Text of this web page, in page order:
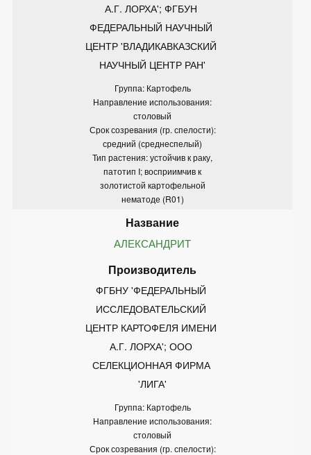
А.Г. ЛОРХА'; ФГБУН
ФЕДЕРАЛЬНЫЙ НАУЧНЫЙ
ЦЕНТР 'ВЛАДИКАВКАЗСКИЙ
НАУЧНЫЙ ЦЕНТР РАН'
Группа: Картофель
Направление использования:
столовый
Срок созревания (гр. спелости):
средний (среднеспелый)
Тип растения: устойчив к раку,
патотип I; восприимчив к
золотистой картофельной
нематоде (R01)
АЛЕКСАНДРИТ
ФГБНУ 'ФЕДЕРАЛЬНЫЙ
ИССЛЕДОВАТЕЛЬСКИЙ
ЦЕНТР КАРТОФЕЛЯ ИМЕНИ
А.Г. ЛОРХА'; ООО
СЕЛЕКЦИОННАЯ ФИРМА
'ЛИГА'
Группа: Картофель
Направление использования:
столовый
Срок созревания (гр. спелости):